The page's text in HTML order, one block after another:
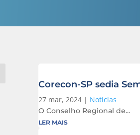
Corecon-SP sedia
27 mar, 2024| Notícias
O Conselho Regional de...
LER MAIS